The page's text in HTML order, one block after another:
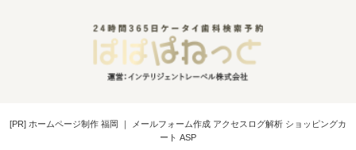
[PR] ホームページ制作 福岡 ｜
メールフォーム作成 アクセスログ解析 ショッピングカ
ート ASP